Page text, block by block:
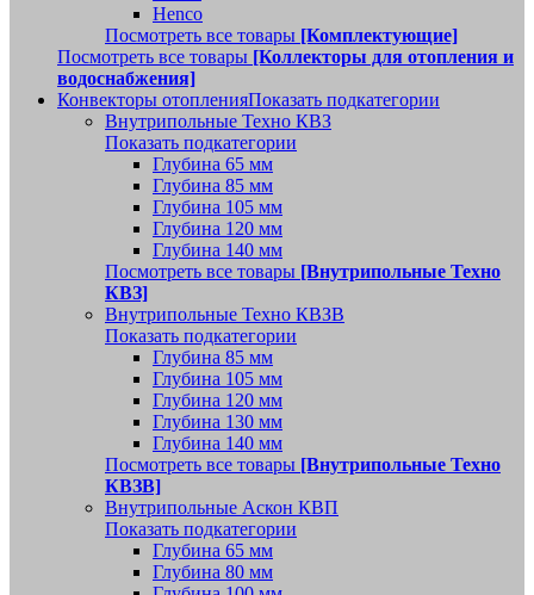
Henco
Посмотреть все товары [Комплектующие]
Посмотреть все товары [Коллекторы для отопления и
водоснабжения]
Конвекторы отопленияПоказать подкатегории
Внутрипольные Техно КВЗ
Показать подкатегории
Глубина 65 мм
Глубина 85 мм
Глубина 105 мм
Глубина 120 мм
Глубина 140 мм
Посмотреть все товары [Внутрипольные Техно
КВЗ]
Внутрипольные Техно КВЗВ
Показать подкатегории
Глубина 85 мм
Глубина 105 мм
Глубина 120 мм
Глубина 130 мм
Глубина 140 мм
Посмотреть все товары [Внутрипольные Техно
КВЗВ]
Внутрипольные Аскон КВП
Показать подкатегории
Глубина 65 мм
Глубина 80 мм